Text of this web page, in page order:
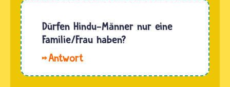
oder nur
von
Männern
werden.In…
Menschen
seine
anzunehmen,
kann
Dürfen Hindu-Männer nur eine
Familie/Frau haben?